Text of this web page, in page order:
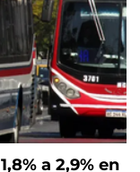
a 2,9% en